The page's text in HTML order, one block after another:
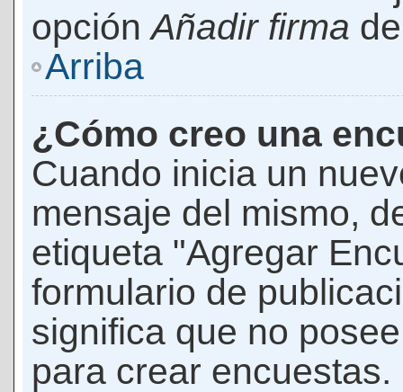
opciónAñadir firma
Arriba
¿Cómo creo una
Cuando inicia un
mensaje del mismo,
etiqueta "Agregar
formulario de
significa que no
para crear